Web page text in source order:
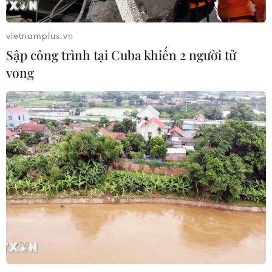
08/08/2026 01:33
Bộ Giáo dục và Đào tạo
công bố Khung kế hoạch thời gian
năm học
07/08/2026 23:54
Áp thấp nhiệt đới đổi hướng trên
vùng biển phía Đông khu vực vịnh
Bắc Bộ
07/08/2026 23:29
Bổ sung một số chức danh có thẩm
quyền xử phạt vi phạm hành chính
từ ngày 26/9
vietnamplus.vn
Sập công trình tại Cuba khiến 2 người tử
vong